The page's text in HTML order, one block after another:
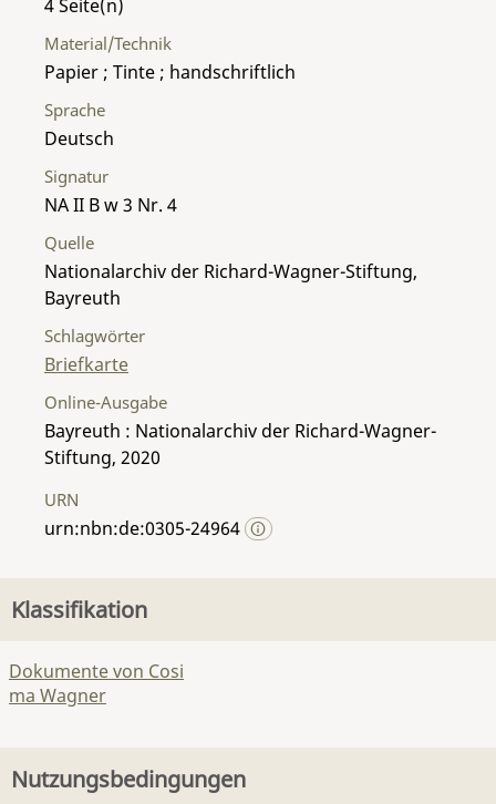
4
Material/Technik
Papier ; Tinte ; handschriftlich
Sprache
Deutsch
Signatur
NA II B w 3 Nr. 4
Quelle
Nationalarchiv der Richard-Wagner-Stiftung,
Bayreuth
Schlagwörter
Briefkarte
Online-Ausgabe
Bayreuth : Nationalarchiv der Richard-Wagner-
Stiftung, 2020
URN
urn:nbn:de:0305-24964
Klassifikation
Dokumente von Cosi
ma Wagner
Nutzungsbedingungen